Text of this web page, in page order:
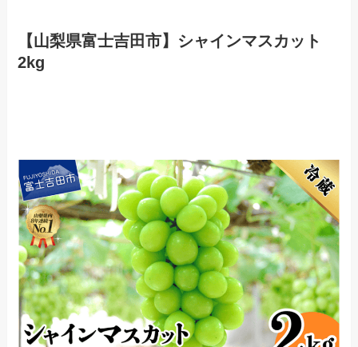
【山梨県富士吉田市】シャインマスカット
2kg